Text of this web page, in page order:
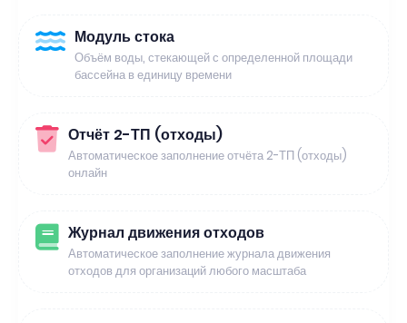
Модуль стока
Объём воды, стекающей с определенной площади
бассейна в единицу времени
Отчёт 2-ТП (отходы)
Автоматическое заполнение отчёта 2-ТП (отходы)
онлайн
Журнал движения отходов
Автоматическое заполнение журнала движения
отходов для организаций любого масштаба